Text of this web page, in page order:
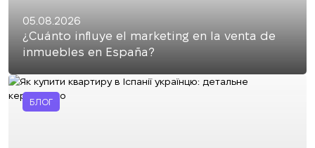
05.08.2026
¿Cuánto influye el marketing en la venta de
inmuebles en España?
БЛОГ